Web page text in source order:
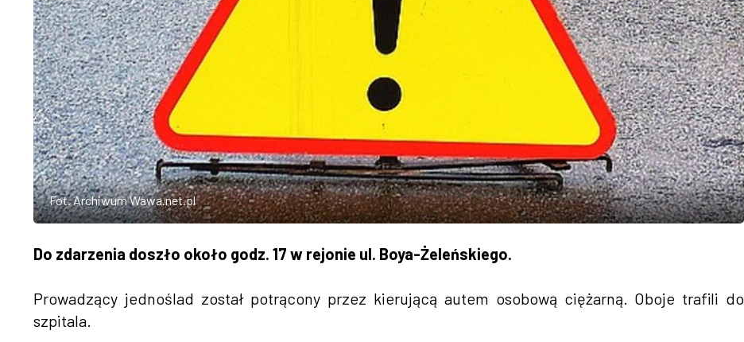
Fot. Archiwum Wawa.net.pl
Do zdarzenia doszło około godz. 17 w rejonie ul. Boya-Żeleńskiego.
Prowadzący jednoślad został potrącony przez kierującą autem osobową ciężarną. Oboje trafili do
szpitala.